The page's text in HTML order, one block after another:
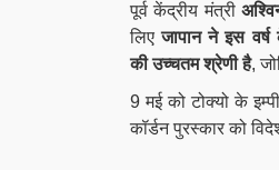
पूर्व केंद्रीय मंत्री
लिएजापान नेइस वर्ष
कीउच्चतम श्रेणी है,
9 मई को टोक्यो के
कॉर्डन पुरस्कार को